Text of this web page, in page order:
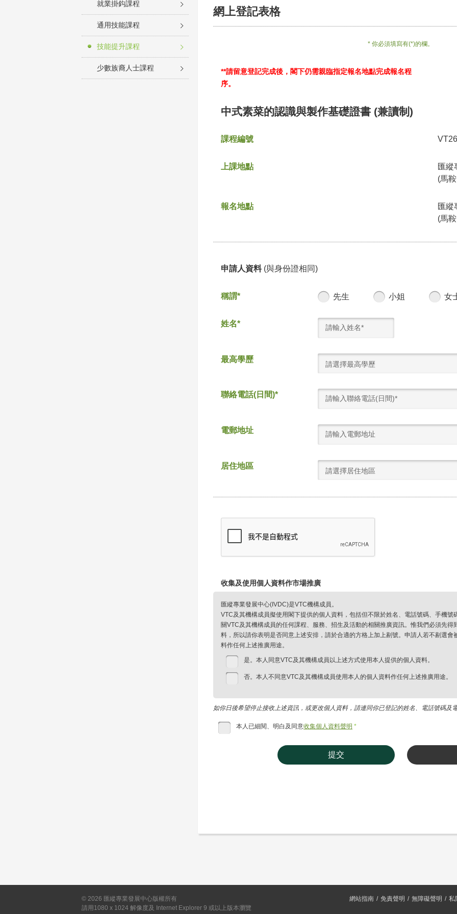
就業掛鈎課程
通用技能課程
技能提升課程
少數族裔人士課程
網上登記表格
* 你必須填寫有(*)的欄。
**請留意登記完成後，閣下仍需親臨指定報名地點完成報名程
序。
中式素菜的認識與製作基礎證書 (兼讀制)
課程編號
上課地點
匯縱
(馬
報名地點
匯縱
(馬
申請人資料 (與身份證相同)
稱謂* 先生 小姐 女
姓名*
最高學歷
請選擇最高學歷
聯絡電話(日間)*
電郵地址
居住地區
請選擇居住地區
收集及使用個人資料作市場推廣
匯縱專業發展中心(IVDC)是VTC機構成員。
VTC及其機構成員擬使用閣下提供的個人資料，包括但不限於姓名、電話號碼、手機
關VTC及其機構成員的任何課程、服務、招生及活動的相關推廣資訊。惟我們必須先
料，所以請你表明是否同意上述安排，請於合適的方格上加上剔號。申請人若不剔選
料作任何上述推廣用途。
是。本人同意VTC及其機構成員以上述方式使用本人提供的個人資料。
否。本人不同意VTC及其機構成員使用本人的個人資料作任何上述推廣用途。
如你日後希望停止接收上述資訊，或更改個人資料，請連同你已登記的姓名、電話號碼及
本人已細閱、明白及同意收集個人資料聲明 *
提交
網站指南 免責聲明 無障礙聲明 私
© 2026 匯縱專業發展中心版權所有
請用1080 x 1024 解像度及 Internet Explorer 9 或以上版本瀏覽